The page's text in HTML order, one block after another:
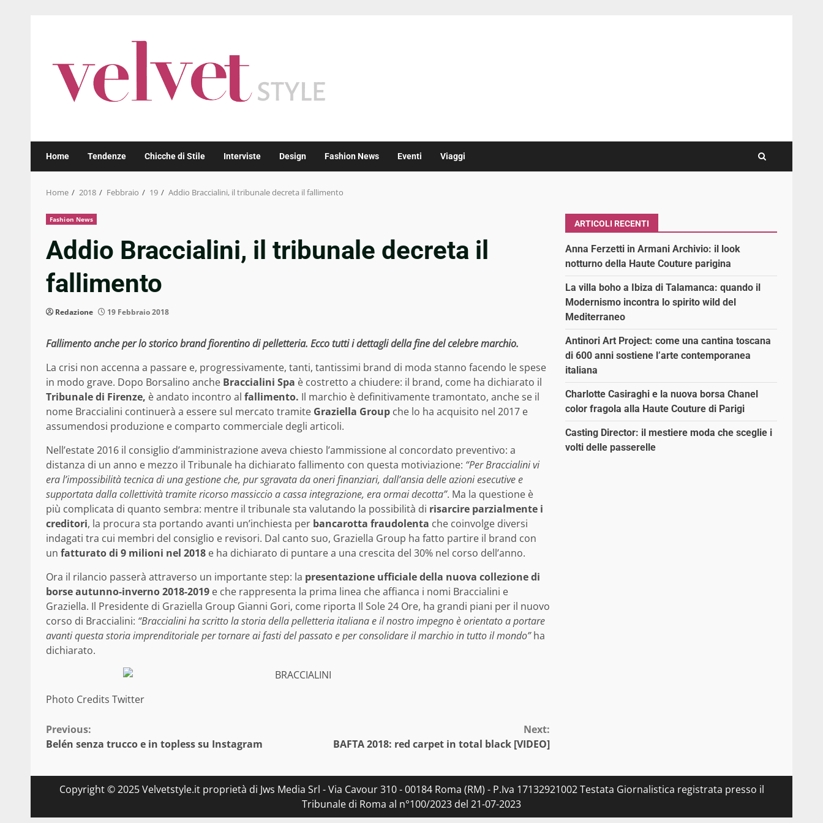
Home Tendenze Chicche di Stile Interviste Design Fashion News Eventi Viaggi
Home 2018 Febbraio 19 Addio Braccialini, il tribunale decreta il fallimento
Fashion News
Addio Braccialini, il tribunale decreta il
fallimento
Redazione 19 Febbraio 2018
Fallimento anche per lo storico brand fiorentino di pelletteria. Ecco tutti i dettagli della fine del celebre marchio.
La crisi non accenna a passare e, progressivamente, tanti, tantissimi brand di moda stanno facendo le spese
in modo grave. Dopo Borsalino anche Braccialini Spa è costretto a chiudere: il brand, come ha dichiarato il
Tribunale di Firenze, è andato incontro al fallimento. Il marchio è definitivamente tramontato, anche se il
nome Braccialini continuerà a essere sul mercato tramite Graziella Group che lo ha acquisito nel 2017 e
assumendosi produzione e comparto commerciale degli articoli.
Nell’estate 2016 il consiglio d’amministrazione aveva chiesto l’ammissione al concordato preventivo: a
distanza di un anno e mezzo il Tribunale ha dichiarato fallimento con questa motiviazione: “Per Braccialini vi
era l’impossibilità tecnica di una gestione che, pur sgravata da oneri finanziari, dall’ansia delle azioni esecutive e
supportata dalla collettività tramite ricorso massiccio a cassa integrazione, era ormai decotta”. Ma la questione è
più complicata di quanto sembra: mentre il tribunale sta valutando la possibilità di risarcire parzialmente i
creditori, la procura sta portando avanti un’inchiesta per bancarotta fraudolenta che coinvolge diversi
indagati tra cui membri del consiglio e revisori. Dal canto suo, Graziella Group ha fatto partire il brand con
un fatturato di 9 milioni nel 2018 e ha dichiarato di puntare a una crescita del 30% nel corso dell’anno.
Ora il rilancio passerà attraverso un importante step: la presentazione ufficiale della nuova collezione di
borse autunno-inverno 2018-2019 e che rappresenta la prima linea che affianca i nomi Braccialini e
Graziella. Il Presidente di Graziella Group Gianni Gori, come riporta Il Sole 24 Ore, ha grandi piani per il nuovo
corso di Braccialini: “Braccialini ha scritto la storia della pelletteria italiana e il nostro impegno è orientato a portare
avanti questa storia imprenditoriale per tornare ai fasti del passato e per consolidare il marchio in tutto il mondo”ha
dichiarato.
Photo Credits Twitter
Continue
Previous:
Belén senza trucco e in topless su Instagram
Next:
BAFTA 2018: red carpet in total black [VIDEO]
ARTICOLI RECENTI
Anna Ferzetti in Armani Archivio: il look
notturno della Haute Couture parigina
La villa boho a Ibiza di Talamanca: quando il
Modernismo incontra lo spirito wild del
Mediterraneo
Antinori Art Project: come una cantina toscana
di 600 anni sostiene l’arte contemporanea
italiana
Charlotte Casiraghi e la nuova borsa Chanel
color fragola alla Haute Couture di Parigi
Casting Director: il mestiere moda che sceglie i
volti delle passerelle
Copyright © 2025 Velvetstyle.it proprietà di Jws Media Srl - Via Cavour 310 - 00184 Roma (RM) - P.Iva 17132921002 Testata Giornalistica registrata presso il
Tribunale di Roma al n°100/2023 del 21-07-2023